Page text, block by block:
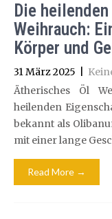
Die
Weihrauch:
Körper und
31 März 2025
Ätherisches Öl
heilenden
bekannt als
mit einer lange
Read More →